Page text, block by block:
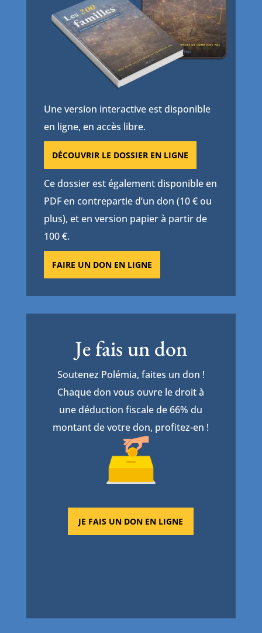
Une version interactive est disponible
en ligne, en accès libre.
DÉCOUVRIR LE DOSSIER EN LIGNE
Ce dossier est également disponible en
PDF en contrepartie d’un don (10 € ou
plus), et en version papier à partir de
100 €.
FAIRE UN DON EN LIGNE
Je fais un don
Soutenez Polémia, faites un don !
Chaque don vous ouvre le droit à
une déduction fiscale de 66% du
montant de votre don, profitez-en !
JE FAIS UN DON EN LIGNE